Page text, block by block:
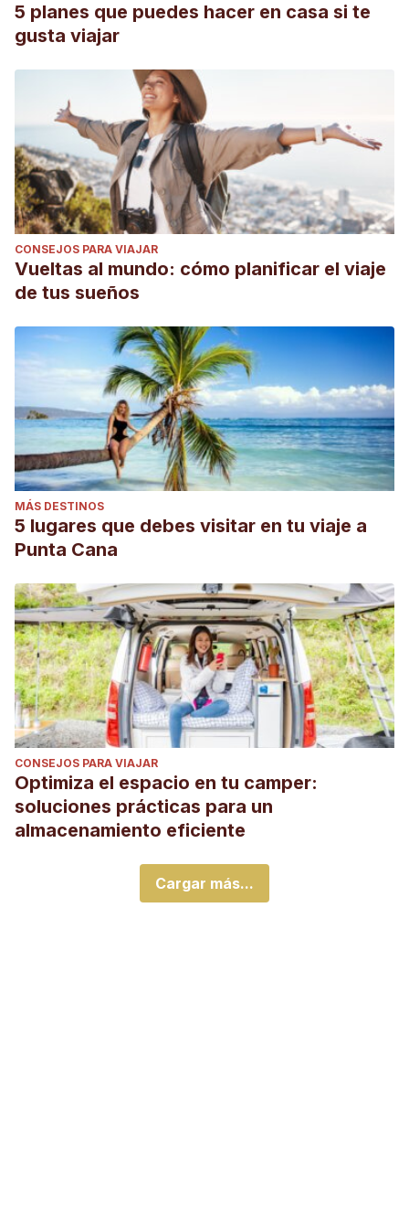
5 planes que puedes hacer en casa si te
gusta viajar
CONSEJOS PARA VIAJAR
Vueltas al mundo: cómo planificar el viaje
de tus sueños
MÁS DESTINOS
5 lugares que debes visitar en tu viaje a
Punta Cana
CONSEJOS PARA VIAJAR
Optimiza el espacio en tu camper:
soluciones prácticas para un
almacenamiento eficiente
Cargar más...